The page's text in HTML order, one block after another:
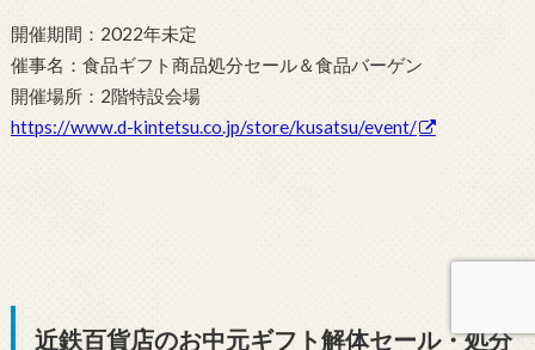
開催期間：2022年未定
催事名：食品ギフト商品処分セール＆食品バーゲン
開催場所：2階特設会場
https://www.d-kintetsu.co.jp/store/kusatsu/event/
近鉄百貨店のお中元ギフト解体セール・処分